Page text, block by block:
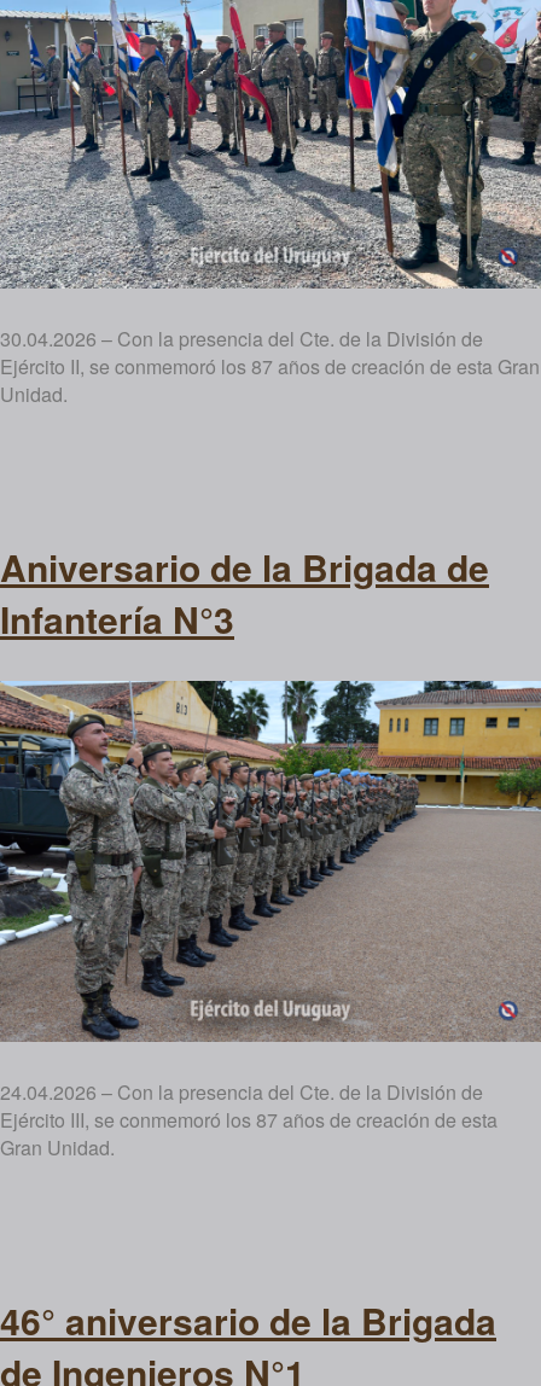
30.04.2026 – Con la presencia del Cte. de la División de
Ejército II, se conmemoró los 87 años de creación de esta Gran
Unidad.
Aniversario de la Brigada de
Infantería N°3
24.04.2026 – Con la presencia del Cte. de la División de
Ejército III, se conmemoró los 87 años de creación de esta
Gran Unidad.
46° aniversario de la Brigada
de Ingenieros N°1